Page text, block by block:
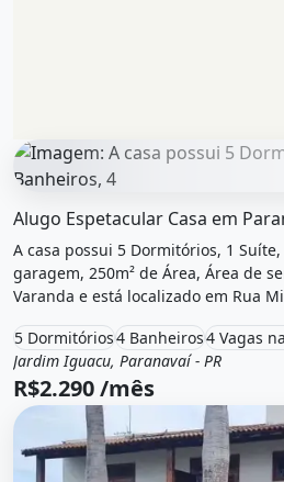
Alugo Espetacular Casa em
A casa possui 5 Dormitórios, 1
garagem, 250m² de Área, Área de
Varanda e está localizado em Rua
5 Dormitórios4 Banheiros4 Vagas
Aluguel
Casa
Jardim Iguacu, Paranavaí - PR
R$2.290 /mês